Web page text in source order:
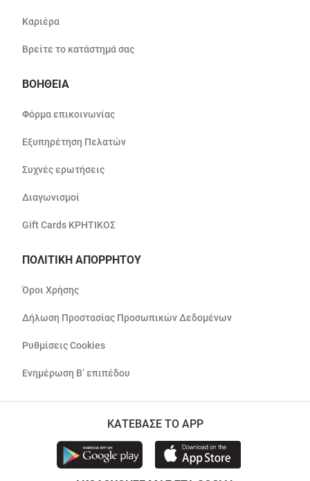
Καριέρα
Βρείτε το κατάστημά σας
ΒΟΗΘΕΙΑ
Φόρμα επικοινωνίας
Εξυπηρέτηση Πελατών
Συχνές ερωτήσεις
Διαγωνισμοί
Gift Cards ΚΡΗΤΙΚΟΣ
ΠΟΛΙΤΙΚΗ ΑΠΟΡΡΗΤΟΥ
Όροι Χρήσης
Δήλωση Προστασίας Προσωπικών Δεδομένων
Ρυθμίσεις Cookies
Ενημέρωση Β’ επιπέδου
ΚΑΤΕΒΑΣΕ ΤΟ APP